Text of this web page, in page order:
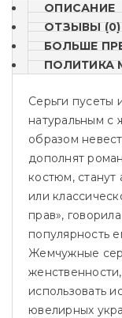
ОПИСАНИЕ
ОТЗЫВЫ (0)
БОЛЬШЕ
ПОЛИТИКА
Серьги пусеты
натуральным с
образом
дополнят
костюм,
или
прав»,
популярность
Жемчужные
использовать
ювелирных